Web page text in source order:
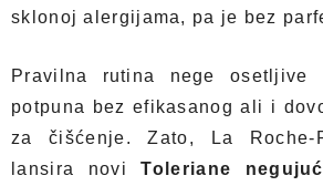
sklonoj alergijama, pa je bez
Pravilna rutina nege
potpuna bez efikasanog ali i
za čišćenje. Zato, La Roche-
lansira noviToleriane